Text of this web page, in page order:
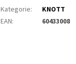
Kategorie:
KNOTT
EAN: 60433008